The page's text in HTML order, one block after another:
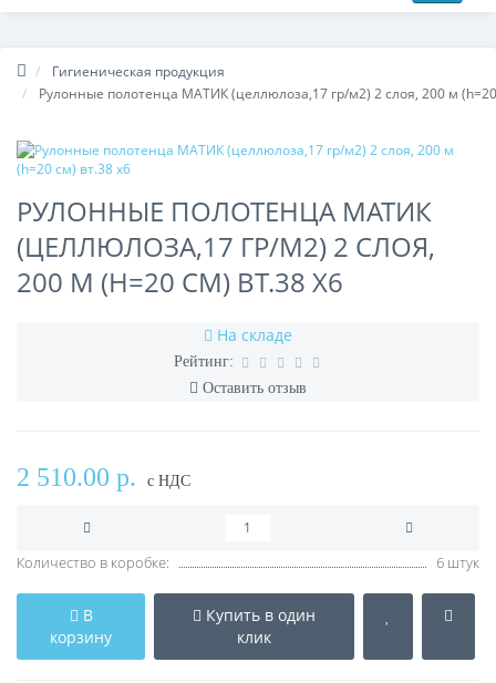
Гигиеническая продукция
Рулонные полотенца МАТИК (целлюлоза,17 гр/м2) 2 слоя, 200 м
РУЛОННЫЕ ПОЛОТЕНЦА МАТИК
(ЦЕЛЛЮЛОЗА,17 ГР/М2) 2 СЛОЯ,
200 М (H=20 СМ) ВТ.38 Х6
На складе
Рейтинг:
Оставить отзыв
2 510.00 р. с НДС
Количество в коробке: 6 штук
В
корзину
Купить в один
клик